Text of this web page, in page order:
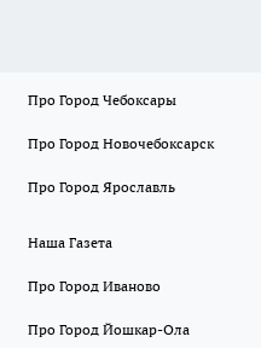
Про Город Чебоксары
Про Город Новочебоксарск
Про Город Ярославль
Наша Газета
Про Город Иваново
Про Город Йошкар-Ола